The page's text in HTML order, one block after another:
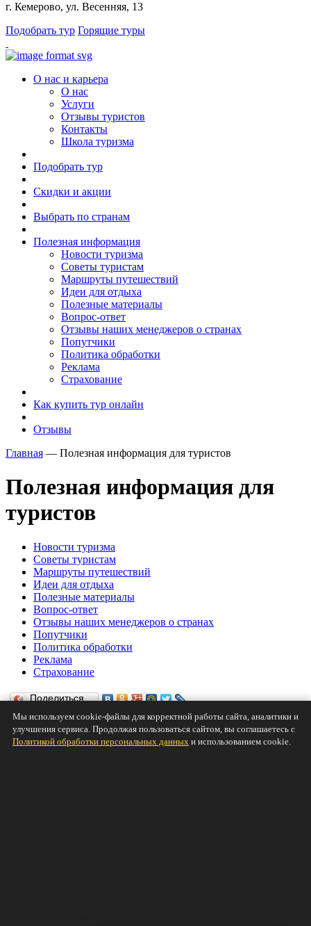
г. Кемерово, ул. Весенняя, 13
Подобрать тур Горящие туры
О нас и карьера
О нас
Услуги
Отзывы туристов
Контакты
Школа туризма
Подобрать тур
Скидки и акции
Выбрать по странам
Полезная информация
Новости туризма
Советы туристам
Маршруты путешествий
Идеи для отдыха
Полезные материалы
Вопрос-ответ
Отзывы наших менеджеров о странах
Попутчики
Политика обработки
Реклама
Страхование
Как купить тур онлайн
Отзывы
Главная — Полезная информация для туристов
Полезная информация для
туристов
Новости туризма
Советы туристам
Маршруты путешествий
Идеи для отдыха
Полезные материалы
Вопрос-ответ
Отзывы наших менеджеров о странах
Попутчики
Политика обработки
Реклама
Страхование
Поделиться…
Нравится
Мы используем cookie-файлы для корректной работы сайта, аналитики и
улучшения сервиса. Продолжая пользоваться сайтом, вы соглашаетесь с
Политикой обработки персональных данных и использованием cookie.